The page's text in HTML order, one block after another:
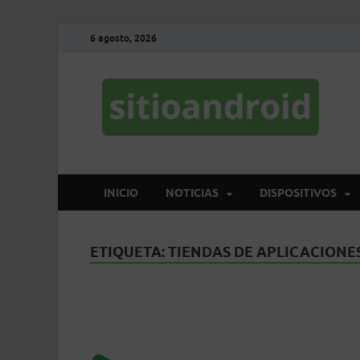
6 agosto, 2026
INICIO NOTICIAS DISPOSITIVOS
ETIQUETA:TIENDAS DE